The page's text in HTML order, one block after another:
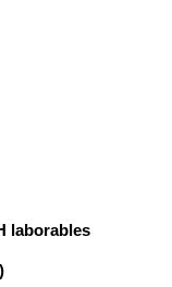
laborables